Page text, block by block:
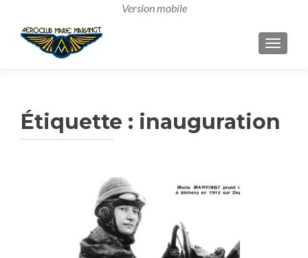
Étiquette : inauguration